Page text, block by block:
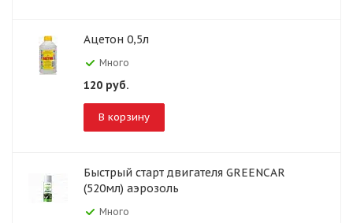
Ацетон 0,5л
Много
120 руб.
В корзину
Быстрый старт двигателя GREENCAR
(520мл) аэрозоль
Много